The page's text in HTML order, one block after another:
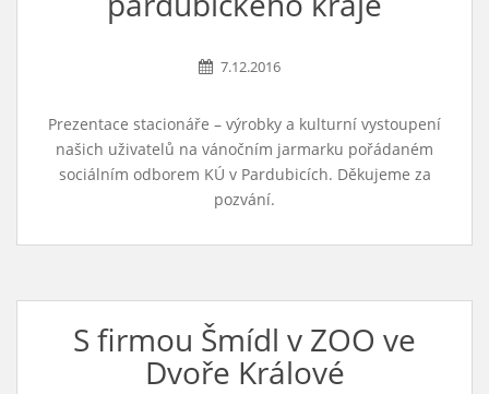
7.12.2016
Prezentace stacionáře – výrobky a kulturní vystoupení
našich uživatelů na vánočním jarmarku pořádaném
sociálním odborem KÚ v Pardubicích. Děkujeme za
pozvání.
S firmou Šmídl v ZOO ve
Dvoře Králové